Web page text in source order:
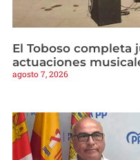
El Toboso completa
actuaciones
agosto 7, 2026